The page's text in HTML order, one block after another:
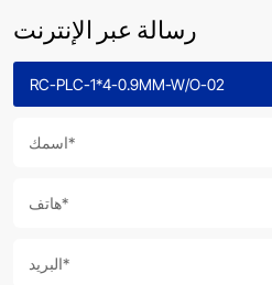
رسالة عبر الإنترنت